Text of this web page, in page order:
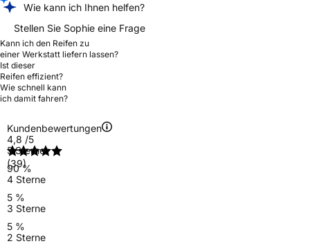
Wie kann ich Ihnen helfen?
Stellen Sie Sophie eine Frage
Kann ich den Reifen zu
einer Werkstatt liefern lassen?
Ist dieser
Reifen effizient?
Wie schnell kann
ich damit fahren?
Kundenbewertungen
4,8 /5
(39)
5 Sterne
90 %
4 Sterne
5 %
3 Sterne
5 %
2 Sterne